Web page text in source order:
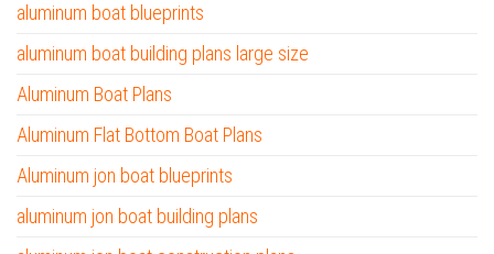
aluminum boat blueprints
aluminum boat building plans large size
Aluminum Boat Plans
Aluminum Flat Bottom Boat Plans
Aluminum jon boat blueprints
aluminum jon boat building plans